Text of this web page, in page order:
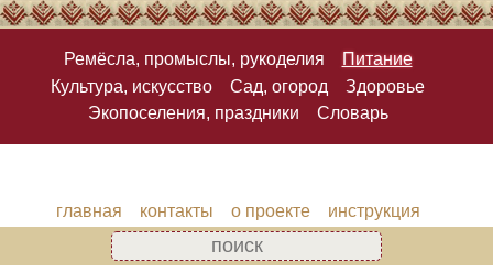
Ремёсла, промыслы, рукоделия
Питание
Культура, искусство
Сад, огород
Здоровье
Экопоселения, праздники
Словарь
главная контакты о проекте инструкция